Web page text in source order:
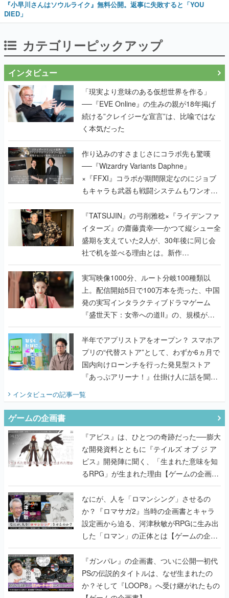
『小早川さんはソウルライク』無料公開。返事に失敗すると「YOU
DIED」
カテゴリーピックアップ
インタビュー
「現実より意味のある仮想世界を作る」
──『EVE Online』の生みの親が18年掲げ
続ける”クレイジーな宣言”は、比喩ではな
く本気だった
作り込みのすさまじさにコラボ先も驚嘆
──『Wizardry Variants Daphne』
×『FFXI』コラボが期間限定なのにジョブ
もキャラも武器も戦闘システムもワンオフ
で作り込まれた理由を両ディレクターに聞
く
『TATSUJIN』の弓削雅稔×『ライデンファ
イターズ』の齋藤貴幸──かつて縦シュー全
盛期を支えていた2人が、30年後に同じ会
社で机を並べる理由とは。新作
『TATSUJIN EXTREME』で初タッグを組
んだレジェンド2人に訊く開発秘話
実写映像1000分、ルート分岐100種類以
上。配信開始5日で100万本を売った、中国
発の実写インタラクティブドラマゲーム
『盛世天下：女帝への道II』の、規模が違
うこだわりをプロデューサーに聞いた
半年でアプリストアをオープン？ スマホア
プリの“代替ストア”として、わずか6ヵ月で
国内向けローンチを行った発見型ストア
『あっぷアリーナ！』仕掛け人に話を聞い
インタビューの記事一覧
ゲームの企画書
『アビス』は、ひとつの奇跡だった──膨大
な開発資料とともに『テイルズ オブ ジ ア
ビス』開発陣に聞く、「生まれた意味を知
るRPG」が生まれた理由【ゲームの企画
書】
なにが、人を「ロマンシング」させるの
か？『ロマサガ2』当時の企画書とキャラ
設定画から迫る、河津秋敏がRPGに生み出
した「ロマン」の正体とは【ゲームの企画
書】
『ガンパレ』の企画書、ついに公開━初代
PSの伝説的タイトルは、なぜ生まれたの
か？そして『LOOP8』へ受け継がれたもの